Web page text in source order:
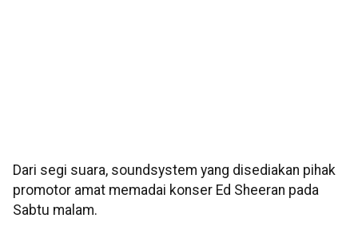
Dari segi suara, soundsystem yang disediakan pihak
promotor amat memadai konser Ed Sheeran pada
Sabtu malam.